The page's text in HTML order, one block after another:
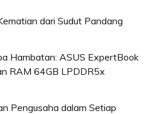
dari Sudut Pandang
Hambatan: ASUS ExpertBook
RAM 64GB LPDDR5x
Pengusaha dalam Setiap